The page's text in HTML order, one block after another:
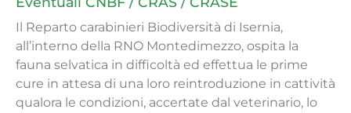
Il Reparto carabinieri Biodiversità di Isernia,
all’interno della RNO Montedimezzo, ospita la
fauna selvatica in difficoltà ed effettua le prime
cure in attesa di una loro reintroduzione in cattività
qualora le condizioni, accertate dal veterinario, lo